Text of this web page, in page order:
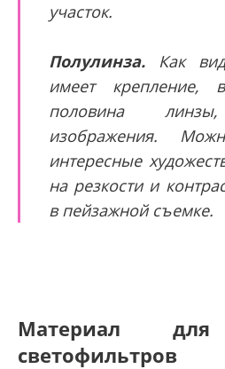
участок.
Полулинза. Как
имеет крепление,
половина
изображения.
интересные
на резкости и
в пейзажной съемке.
Материал для
светофильтров